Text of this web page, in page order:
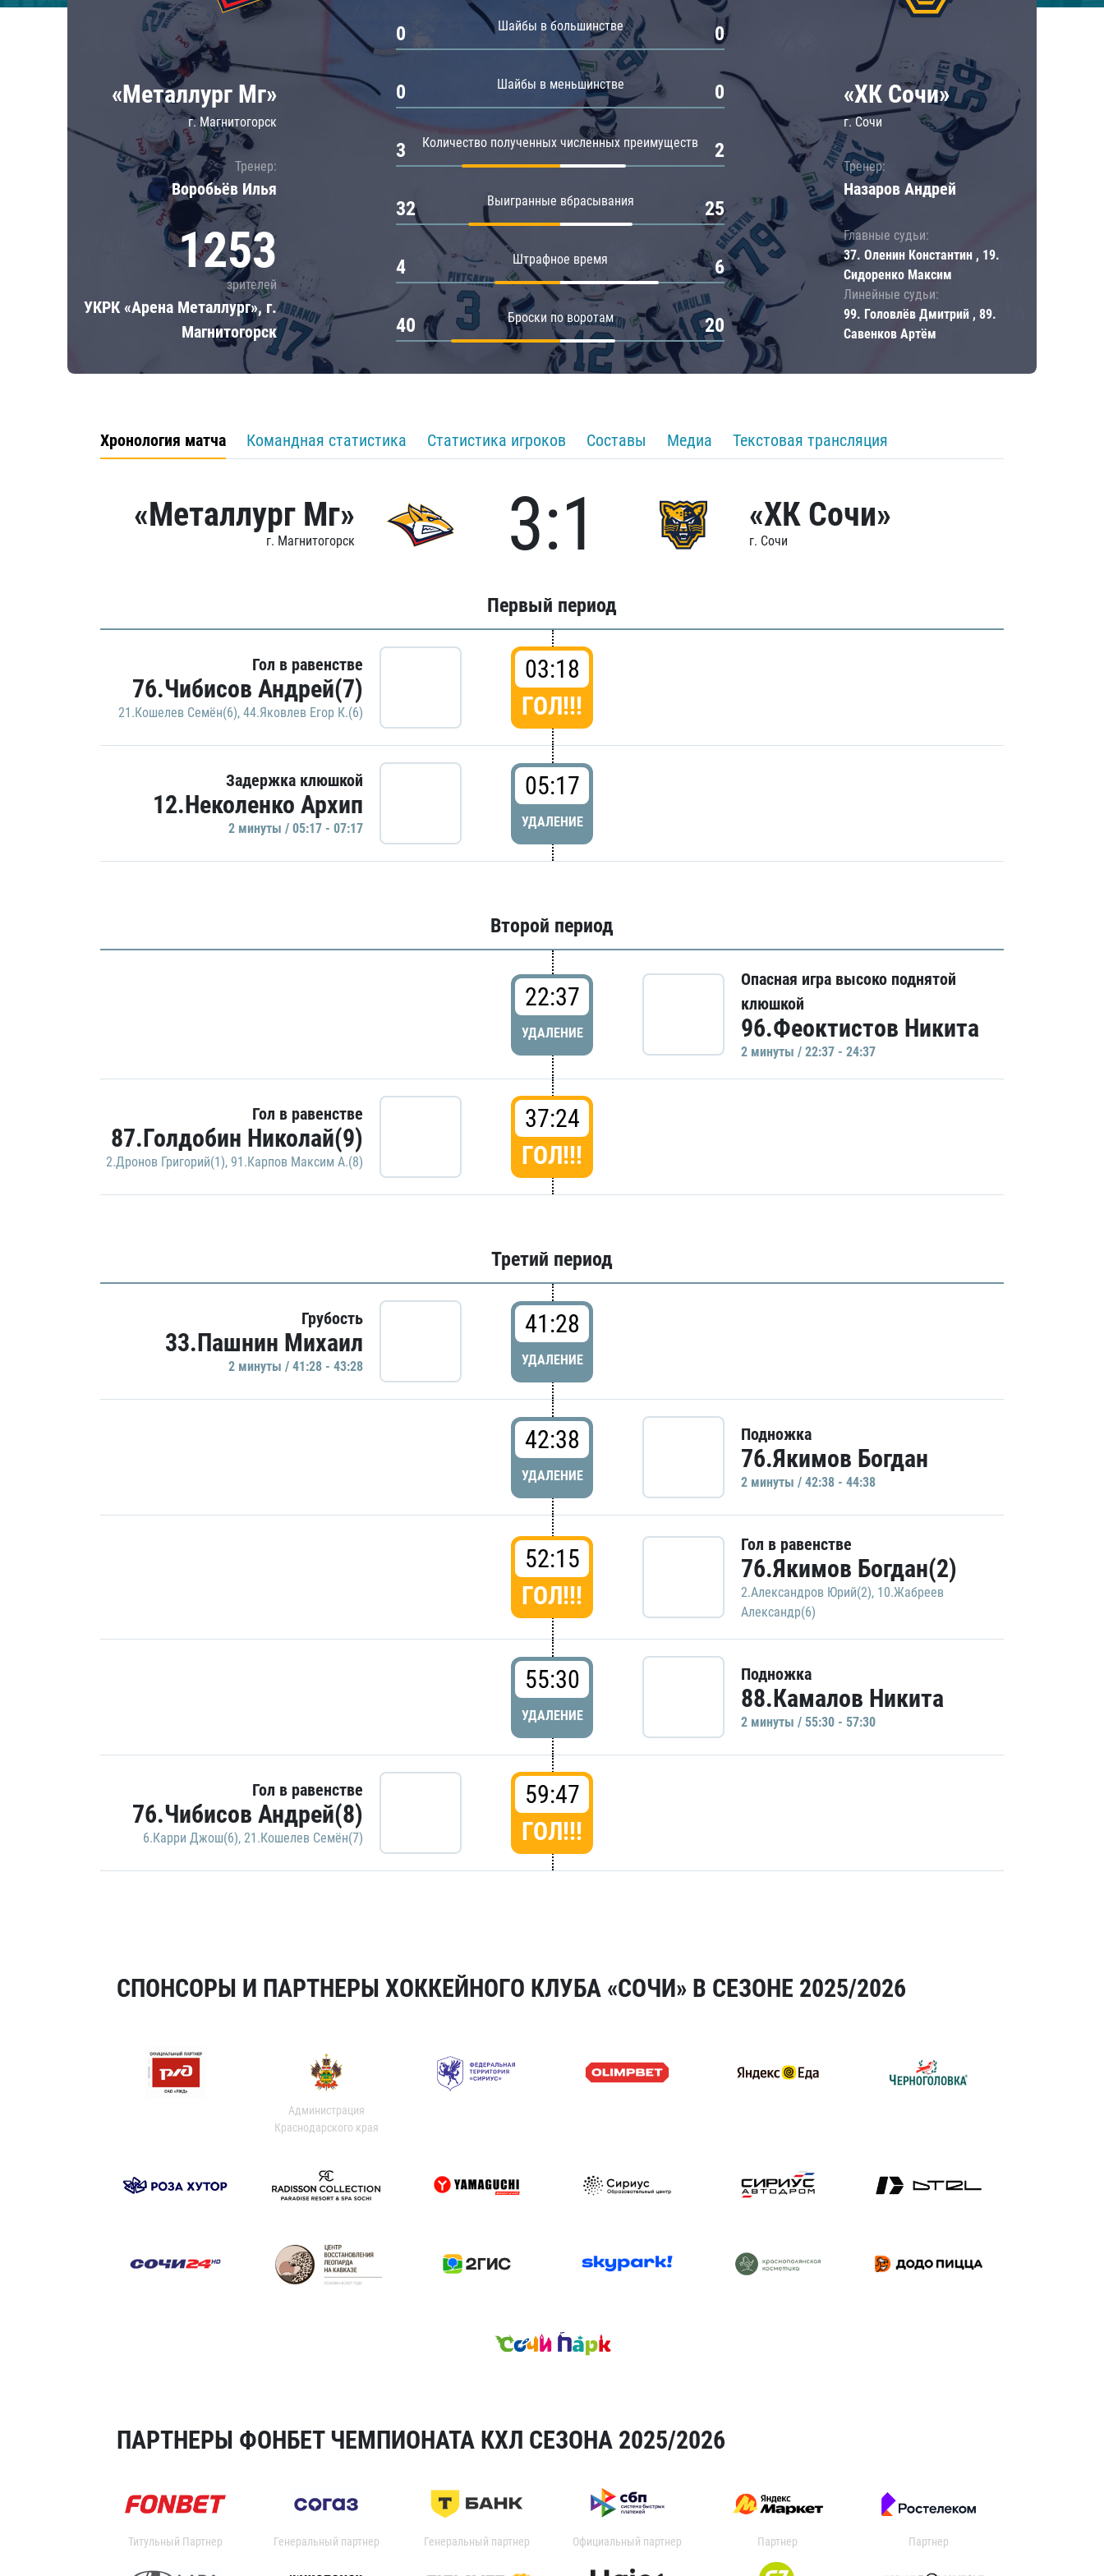
Локомотив
ЦСКА
Шанхайские Драконы
«Металлург Мг»
г. Магнитогорск
Тренер:
Воробьёв Илья
1253
зрителей
УКРК «Арена Металлург», г.
Магнитогорск
Шайбы в большинстве
0 0
Шайбы в меньшинстве
0 0
Количество полученных численных преимуществ
3 2
Выигранные вбрасывания
32 25
Штрафное время
4 6
Броски по воротам
40 20
«ХК Сочи»
г. Сочи
Тренер:
Назаров Андрей
Главные судьи:
37. Оленин Константин , 19.
Сидоренко Максим
Линейные судьи:
99. Головлёв Дмитрий , 89.
Савенков Артём
Хронология матча Командная статистика Статистика игроков Составы Медиа Текстовая трансляция
«Металлург Мг»
г. Магнитогорск 3:1 «ХК Сочи»
г. Сочи
Первый период
Гол в равенстве
76.Чибисов Андрей(7)
21.Кошелев Семён(6), 44.Яковлев Егор К.(6)
03:18
ГОЛ!!!
Задержка клюшкой
12.Неколенко Архип
2 минуты / 05:17 - 07:17
05:17
УДАЛЕНИЕ
Второй период
22:37
УДАЛЕНИЕ
Опасная игра высоко поднятой
клюшкой
96.Феоктистов Никита
2 минуты / 22:37 - 24:37
Гол в равенстве
87.Голдобин Николай(9)
2.Дронов Григорий(1), 91.Карпов Максим А.(8)
37:24
ГОЛ!!!
Третий период
Грубость
33.Пашнин Михаил
2 минуты / 41:28 - 43:28
41:28
УДАЛЕНИЕ
42:38
УДАЛЕНИЕ
Подножка
76.Якимов Богдан
2 минуты / 42:38 - 44:38
52:15
ГОЛ!!!
Гол в равенстве
76.Якимов Богдан(2)
2.Александров Юрий(2), 10.Жабреев
Александр(6)
55:30
УДАЛЕНИЕ
Подножка
88.Камалов Никита
2 минуты / 55:30 - 57:30
Гол в равенстве
76.Чибисов Андрей(8)
6.Карри Джош(6), 21.Кошелев Семён(7)
59:47
ГОЛ!!!
СПОНСОРЫ И ПАРТНЕРЫ ХОККЕЙНОГО КЛУБА «СОЧИ» В СЕЗОНЕ 2025/2026
Администрация
Краснодарского края
ПАРТНЕРЫ ФОНБЕТ ЧЕМПИОНАТА КХЛ СЕЗОНА 2025/2026
Титульный Партнер Генеральный партнер Генеральный партнер Официальный партнер Партнер Партнер